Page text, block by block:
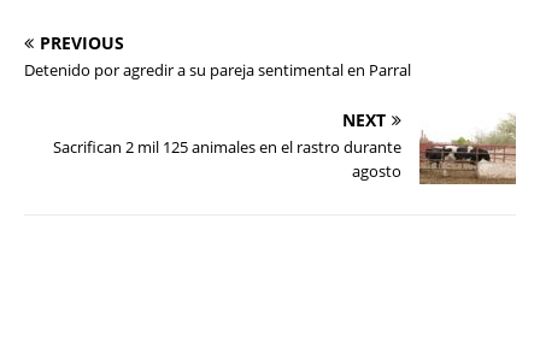
PREVIOUS
Detenido por agredir a su pareja sentimental en Parral
NEXT
Sacrifican 2 mil 125 animales en el rastro durante
agosto